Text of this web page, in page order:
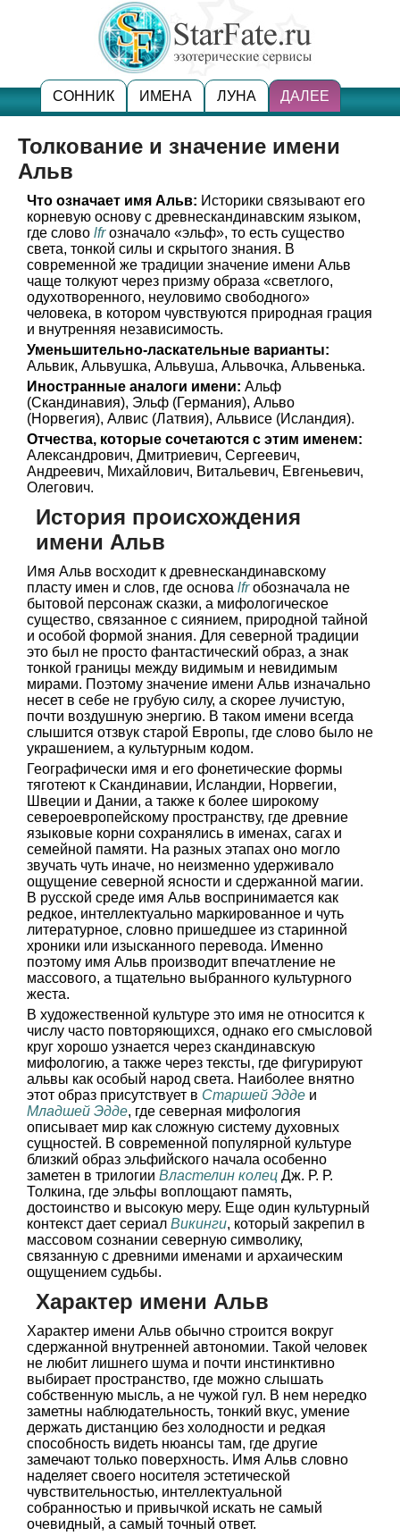
СОННИК ИМЕНА ЛУНА ДАЛЕЕ
Толкование и значение имени
Альв
Что означает имя Альв: Историки связывают его
корневую основу с древнескандинавским языком,
где слово lfrозначало «эльф», то есть существо
света, тонкой силы и скрытого знания. В
современной же традиции значение имени Альв
чаще толкуют через призму образа «светлого,
одухотворенного, неуловимо свободного»
человека, в котором чувствуются природная грация
и внутренняя независимость.
Уменьшительно-ласкательные варианты:
Альвик, Альвушка, Альвуша, Альвочка, Альвенька.
Иностранные аналоги имени: Альф
(Скандинавия), Эльф (Германия), Альво
(Норвегия), Алвис (Латвия), Альвисе (Исландия).
Отчества, которые сочетаются с этим именем:
Александрович, Дмитриевич, Сергеевич,
Андреевич, Михайлович, Витальевич, Евгеньевич,
Олегович.
История происхождения
имени Альв
Имя Альв восходит к древнескандинавскому
пласту имен и слов, где основа lfrобозначала не
бытовой персонаж сказки, а мифологическое
существо, связанное с сиянием, природной тайной
и особой формой знания. Для северной традиции
это был не просто фантастический образ, а знак
тонкой границы между видимым и невидимым
мирами. Поэтому значение имени Альв изначально
несет в себе не грубую силу, а скорее лучистую,
почти воздушную энергию. В таком имени всегда
слышится отзвук старой Европы, где слово было не
украшением, а культурным кодом.
Географически имя и его фонетические формы
тяготеют к Скандинавии, Исландии, Норвегии,
Швеции и Дании, а также к более широкому
североевропейскому пространству, где древние
языковые корни сохранялись в именах, сагах и
семейной памяти. На разных этапах оно могло
звучать чуть иначе, но неизменно удерживало
ощущение северной ясности и сдержанной магии.
В русской среде имя Альв воспринимается как
редкое, интеллектуально маркированное и чуть
литературное, словно пришедшее из старинной
хроники или изысканного перевода. Именно
поэтому имя Альв производит впечатление не
массового, а тщательно выбранного культурного
жеста.
В художественной культуре это имя не относится к
числу часто повторяющихся, однако его смысловой
круг хорошо узнается через скандинавскую
мифологию, а также через тексты, где фигурируют
альвы как особый народ света. Наиболее внятно
этот образ присутствует в Старшей Эдде и
Младшей Эдде, где северная мифология
описывает мир как сложную систему духовных
сущностей. В современной популярной культуре
близкий образ эльфийского начала особенно
заметен в трилогии Властелин колец Дж. Р. Р.
Толкина, где эльфы воплощают память,
достоинство и высокую меру. Еще один культурный
контекст дает сериал Викинги, который закрепил в
массовом сознании северную символику,
связанную с древними именами и архаическим
ощущением судьбы.
Характер имени Альв
Характер имени Альв обычно строится вокруг
сдержанной внутренней автономии. Такой человек
не любит лишнего шума и почти инстинктивно
выбирает пространство, где можно слышать
собственную мысль, а не чужой гул. В нем нередко
заметны наблюдательность, тонкий вкус, умение
держать дистанцию без холодности и редкая
способность видеть нюансы там, где другие
замечают только поверхность. Имя Альв словно
наделяет своего носителя эстетической
чувствительностью, интеллектуальной
собранностью и привычкой искать не самый
очевидный, а самый точный ответ.